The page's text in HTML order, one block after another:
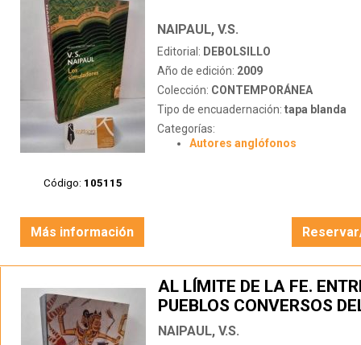
Código: 105115
NAIPAUL, V.S.
Editorial: DEBOLSILLO
Año de edición: 2009
Colección: CONTEMPORÁNEA
Tipo de encuadernación: tapa blanda
Categorías:
Autores anglófonos
Más información
AL LÍMITE DE LA FE.
PUEBLOS CONVERSOS
NAIPAUL, V.S.